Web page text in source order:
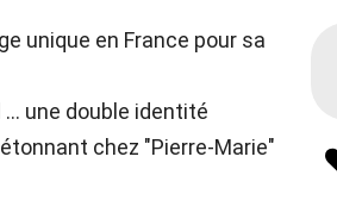
unique en France pour sa
une double identité
chez "Pierre-Marie"